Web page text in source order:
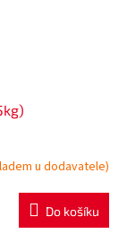
u dodavatele)
Do košíku